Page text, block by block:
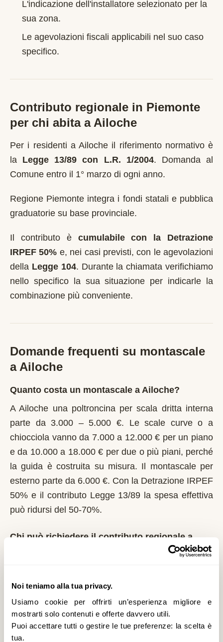
Noi teniamo alla tua privacy.
Usiamo cookie per offrirti un’esperienza migliore e
mostrarti solo contenuti e offerte davvero utili.
Puoi accettare tutti o gestire le tue preferenze: la scelta è
tua.
L'indicazione dell'installatore selezionato per la
sua zona.
Le agevolazioni fiscali applicabili nel suo caso
specifico.
Contributo regionale in Piemonte
per chi abita a Ailoche
Per i residenti a Ailoche il riferimento normativo è
la Legge 13/89 con L.R. 1/2004. Domanda al
Comune entro il 1° marzo di ogni anno.
Regione Piemonte integra i fondi statali e pubblica
graduatorie su base provinciale.
Il contributo è cumulabile con la Detrazione
IRPEF 50% e, nei casi previsti, con le agevolazioni
della Legge 104. Durante la chiamata verifichiamo
nello specifico la sua situazione per indicarle la
combinazione più conveniente.
Domande frequenti su montascale
a Ailoche
Quanto costa un montascale a Ailoche?
A Ailoche una poltroncina per scala dritta interna
parte da 3.000 – 5.000 €. Le scale curve o a
chiocciola vanno da 7.000 a 12.000 € per un piano
e da 10.000 a 18.000 € per due o più piani, perché
la guida è costruita su misura. Il montascale per
esterno parte da 6.000 €. Con la Detrazione IRPEF
50% e il contributo Legge 13/89 la spesa effettiva
può ridursi del 50-70%.
Chi può richiedere il contributo regionale a
13/89 con L.R. 1/2004. Domanda al Comune entro
il 1° marzo di ogni anno. Regione Piemonte integra
i fondi statali e pubblica graduatorie su base
provinciale. È un contributo a fondo perduto che si